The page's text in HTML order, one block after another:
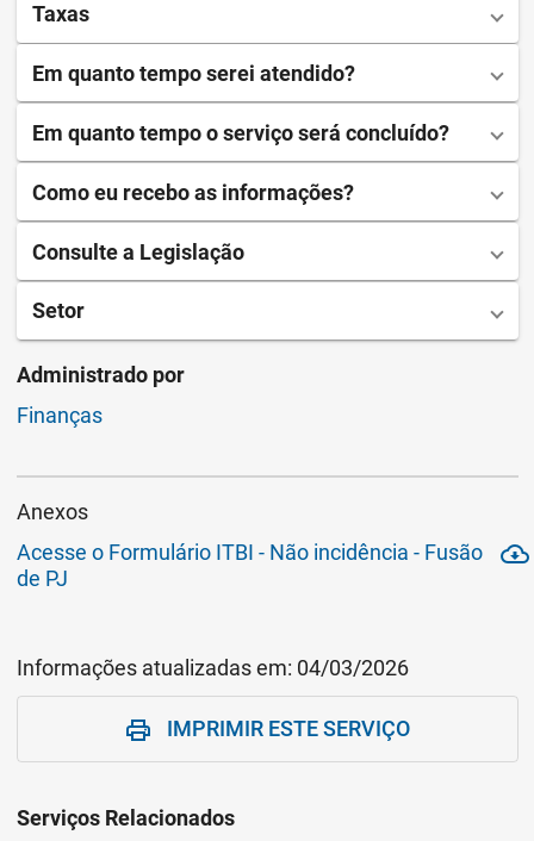
Taxas
Em quanto tempo serei atendido?
Em quanto tempo o serviço será concluído?
Como eu recebo as informações?
Consulte a Legislação
Setor
Administrado por
Finanças
Anexos
Acesse o Formulário ITBI - Não incidência - Fusão
de PJ
cloud_download
Informações atualizadas em: 04/03/2026
print IMPRIMIR ESTE SERVIÇO
Serviços Relacionados